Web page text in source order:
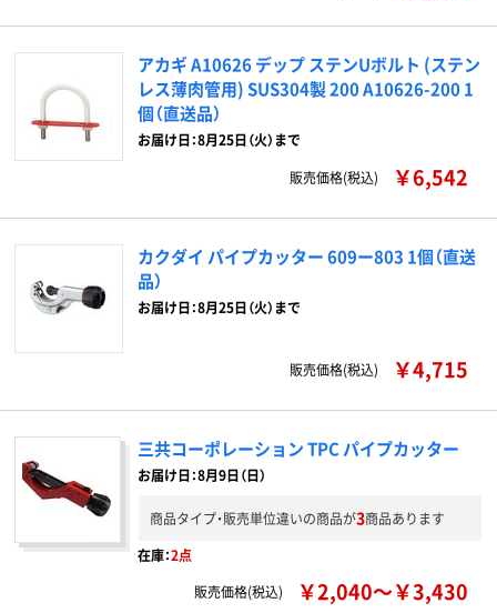
アカギ A10626 デップ ステンUボルト (ステン
レス薄肉管用) SUS304製 200 A10626-200 1
個（直送品）
お届け日：8月25日（火）まで
販売価格(税込)
￥6,542
カクダイ パイプカッター 609ー803 1個（直送
品）
お届け日：8月25日（火）まで
販売価格(税込) ￥4,715
三共コーポレーション TPC パイプカッター
お届け日：8月9日（日）
商品タイプ・販売単位違いの商品が3商品あります
在庫：2点
販売価格(税込)
￥2,040～￥3,430